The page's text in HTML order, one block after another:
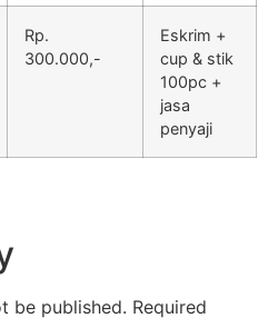
Rp.
300.000,-
Eskrim +
cup & stik
100pc +
jasa
penyaji
be published. Required